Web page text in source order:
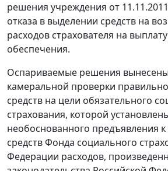
решения учреждения от
отказа в выделении средств на
расходов страхователя на
обеспечения.
Оспариваемые решения
камеральной проверки
средств на цели обязательного
страхования, которой
необоснованного предъявления
средств Фонда социального
Федерации расходов,